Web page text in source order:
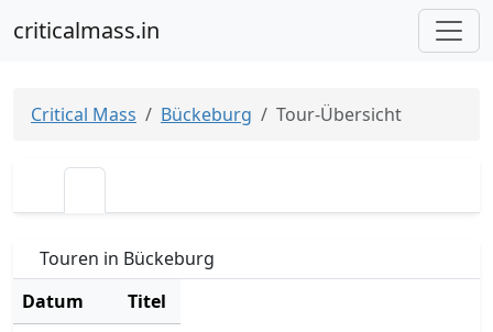
criticalmass.in
Critical Mass Bückeburg Tour-Übersicht
Touren in Bückeburg
Datum
Titel